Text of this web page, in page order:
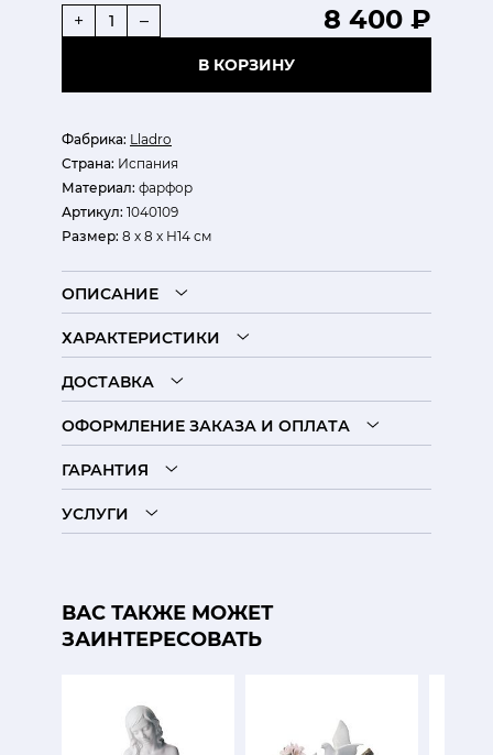
Фабрика: Lladro
Страна: Испания
Материал: фарфор
Артикул: 1040109
Размер: 8 х 8 х Н14 см
8 400 ₽
+ –
В КОРЗИНУ
ОПИСАНИЕ
ХАРАКТЕРИСТИКИ
ДОСТАВКА
ОФОРМЛЕНИЕ ЗАКАЗА И ОПЛАТА
ГАРАНТИЯ
УСЛУГИ
ВАС ТАКЖЕ МОЖЕТ
ЗАИНТЕРЕСОВАТЬ